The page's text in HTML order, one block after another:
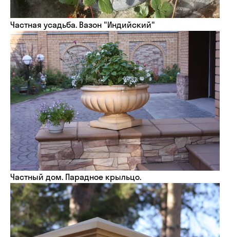
Частная усадьба. Вазон "Индийский"
Частный дом. Парадное крыльцо.